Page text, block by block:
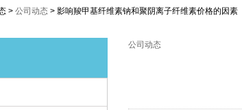
> 公司动态 > 影响羧甲基纤维素钠和聚阴离子纤维素价格的因素
公司动态